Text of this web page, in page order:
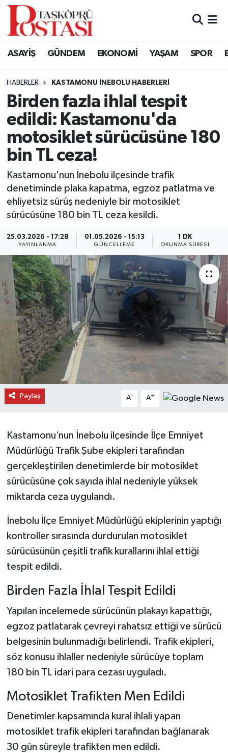
ASAYİŞ GÜNDEM EKONOMİ YAŞAM SPOR
HABERLER KASTAMONU İNEBOLU HABERLERI
Birden fazla ihlal tespit
edildi: Kastamonu'da
motosiklet sürücüsüne 180
bin TL ceza!
Kastamonu'nun İnebolu ilçesinde trafik
denetiminde plaka kapatma, egzoz patlatma ve
ehliyetsiz sürüş nedeniyle bir motosiklet
sürücüsüne 180 bin TL ceza kesildi.
25.03.2026 - 17:28
YAYINLANMA
01.05.2026 - 15:13
GÜNCELLEME
1 DK
OKUNMA SÜRESI
Paylaş A- A+
Kastamonu’nun İnebolu ilçesinde İlçe Emniyet
Müdürlüğü Trafik Şube ekipleri tarafından
gerçekleştirilen denetimlerde bir motosiklet
sürücüsüne çok sayıda ihlal nedeniyle yüksek
miktarda ceza uygulandı.
İnebolu İlçe Emniyet Müdürlüğü ekiplerinin yaptığı
kontroller sırasında durdurulan motosiklet
sürücüsünün çeşitli trafik kurallarını ihlal ettiği
tespit edildi.
Birden Fazla İhlal Tespit Edildi
Yapılan incelemede sürücünün plakayı kapattığı,
egzoz patlatarak çevreyi rahatsız ettiği ve sürücü
belgesinin bulunmadığı belirlendi. Trafik ekipleri,
söz konusu ihlaller nedeniyle sürücüye toplam
180 bin TL idari para cezası uyguladı.
Motosiklet Trafikten Men Edildi
Denetimler kapsamında kural ihlali yapan
motosiklet trafik ekipleri tarafından bağlanarak
30 gün süreyle trafikten men edildi.
Kastamonu Vefat Edenler
Araç Haberleri
Azdavay Haberleri
Bozkurt Haberleri
Çatalzeytin Haberleri
Cide Haberleri
Daday Haberleri
Devrekani Haberleri
Doğanyurt Haberleri
Hanönü Haberleri
İhsangazi Haberleri
İnebolu Haberleri
Küre Haberleri
Merkez Haberleri
Pınarbaşı Haberleri
Şenpazar Haberleri
Taşköprü Haberleri
Karadeniz Haberleri
Ulusal Haberler
Teknoloji Haberleri
Dünya Haberleri
Yerel Haberler
Haber Arşivi